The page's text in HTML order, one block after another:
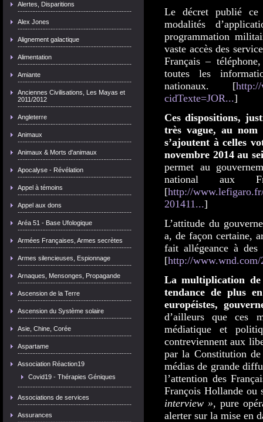
Alertes, Disparitions
Alex Jones
Alignement galactique
Alimentation
Amiante
Anciennes Civilisations, Les Mayas et
2011/2012
Angleterre
Animaux
Animaux & Morts d'animaux
Apocalyse - Révélation
Appel à témoins
Appel aux dons
Aréa 51 - Base Ufologique
Armées Françaises, Armes secrètes
Armes silencieuses, Espionnage
Arnaques, Mensonges, Propagande
Ascension de la Terre
Ascension du Système solaire
Asie, Chine, Corée
Aspartame
Association Réaction19
Covid19 - Thérapies Géniques
Associations de services
Assurances
Le décret publié ce
modalités
programmation
vaste accès des
Français –
toutes les
nationaux. [
cidTexte=JOR...]
Ces dispositions,
très vague, au
s’ajoutent à celles
novembre 2014 au
permet au
national aux
[http://
201411...]
L’attitude du
a, de façon certaine,
fait allégeance à des
[http://
La multiplication de
tendance de plus
européistes,
d’ailleurs que ces
médiatique et
contreviennent aux
par la Constitution
médias de grande
l’attention des
François Hollande
interview », pure
alerter sur la mise en